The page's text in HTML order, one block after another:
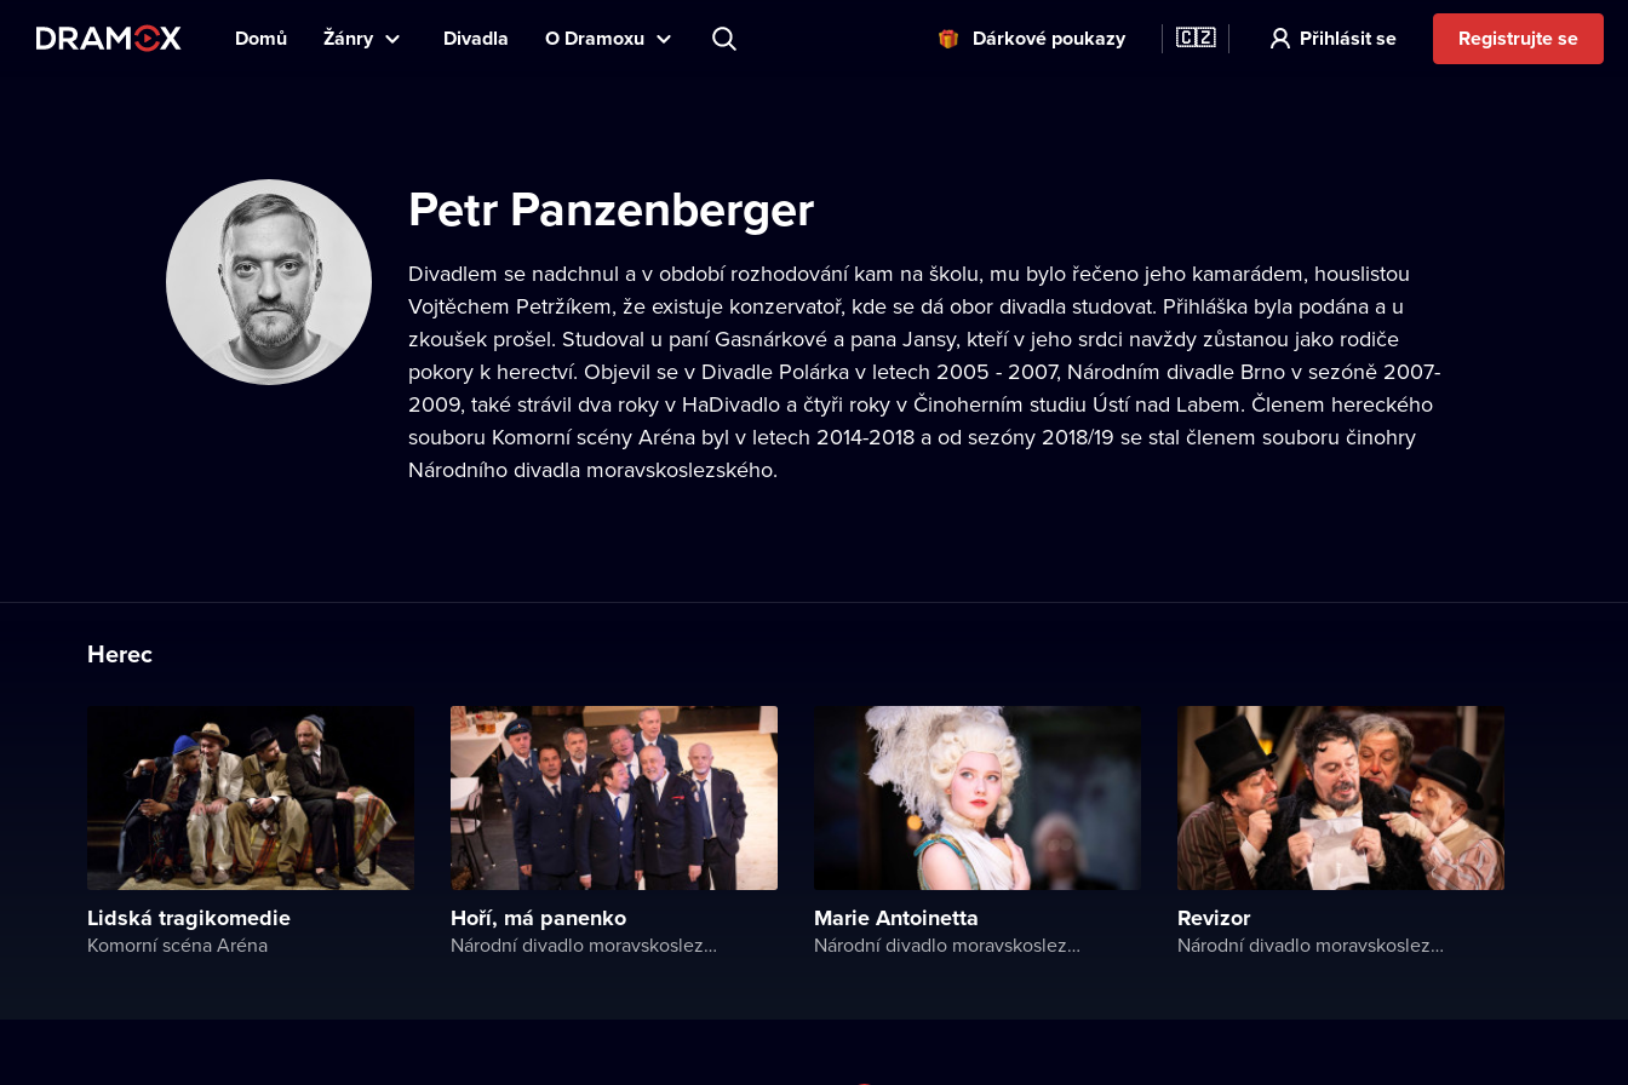
Domů Žánry Divadla O Dramoxu Dárkové poukazy 🇨🇿 Přihlásit se Registrujte se
Petr Panzenberger
Divadlem se nadchnul a v období rozhodování kam na školu, mu bylo řečeno jeho kamarádem, houslistou
Vojtěchem Petržíkem, že existuje konzervatoř, kde se dá obor divadla studovat. Přihláška byla podána a u
zkoušek prošel. Studoval u paní Gasnárkové a pana Jansy, kteří v jeho srdci navždy zůstanou jako rodiče
pokory k herectví. Objevil se v Divadle Polárka v letech 2005 - 2007, Národním divadle Brno v sezóně 2007-
2009, také strávil dva roky v HaDivadlo a čtyři roky v Činoherním studiu Ústí nad Labem. Členem hereckého
souboru Komorní scény Aréna byl v letech 2014-2018 a od sezóny 2018/19 se stal členem souboru činohry
Národního divadla moravskoslezského.
Herec
Lidská tragikomedie
Komorní scéna Aréna
Hoří, má panenko
Národní divadlo moravskoslezské
Marie Antoinetta
Národní divadlo moravskoslezské
Revizor
Národní divadlo moravskoslezské